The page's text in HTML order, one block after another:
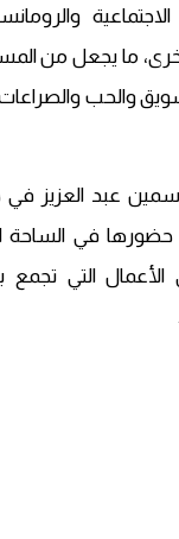
الاجتماعية
ما يجعل من
والحب والصراعات
عبد العزيز
في الساحة
التي تجمع